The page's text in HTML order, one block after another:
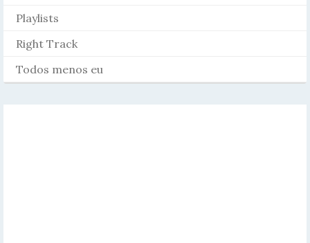
Playlists
Right Track
Todos menos eu